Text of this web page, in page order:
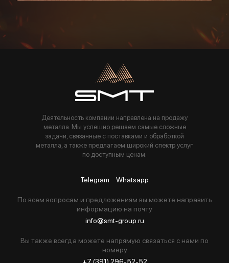
Пользуясь данной формой вы соглашаетесь с политикой компании
Деятельность компании направлена на продажу
металла. Мы успешно решаем самые сложные
задачи, связанные с поставками и обработкой
металла, а также предлагаем широкий спектр услуг
по доступным ценам.
Telegram Whatsapp
По всем вопросам и предложениям вы можете направить
информацию на почту
info@smt-group.ru
Вы также всегда можете напрямую связаться с нами по
номеру